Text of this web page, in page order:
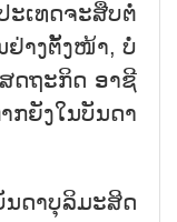
ເທດຈະສືບຕໍ່
າງຕັ້ງໜ້າ, ບໍ່
ດຖະກິດ ອາຊີ
ກຍັງໃນບັນດາ
າບຸລິມະສິດ